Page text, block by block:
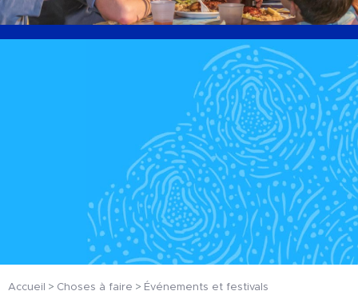
Accueil Choses à faire
Événements et festivals